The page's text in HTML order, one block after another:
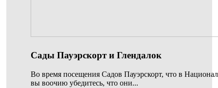
Сады Пауэрскорт и Глендалок
Во время посещения Садов Пауэрскорт, что в
вы воочию убедитесь, что они...